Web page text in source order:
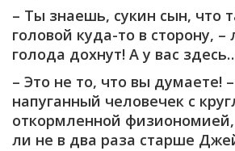
– Ты знаешь, сукин сын, что
головой куда-то в сторону,
голода дохнут! А у вас
– Это не то, что вы думаете!
напуганный человечек с
откормленной
ли не в два раза старше